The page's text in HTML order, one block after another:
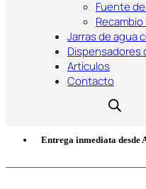
Fuente
Jarras de agua
Dispensadores
Articulos
Contacto
25,95 €
Comprar en Amazon
Entrega inmediata desde